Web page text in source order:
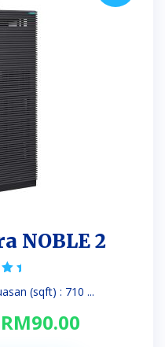
NOBLE 2
(sqft) : 710 ...
Original
RM90.00